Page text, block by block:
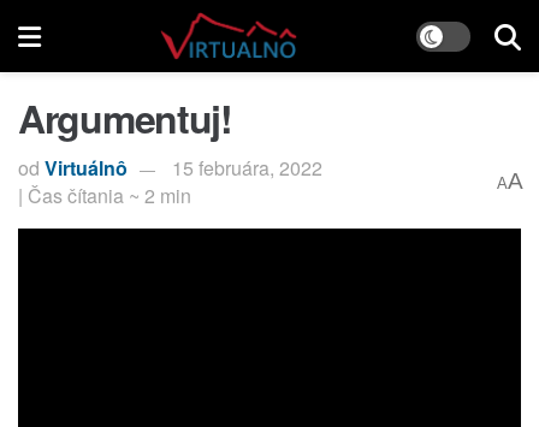
Argumentuj!
od Virtuálnô
15 februára, 2022
| Čas čítania ~ 2 min
AA